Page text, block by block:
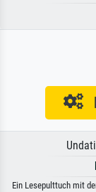
Ein Lesepulttuch mit